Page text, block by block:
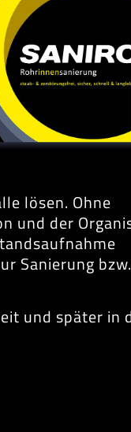
lösen. Ohne
und der
Sanierung bzw.
und später in